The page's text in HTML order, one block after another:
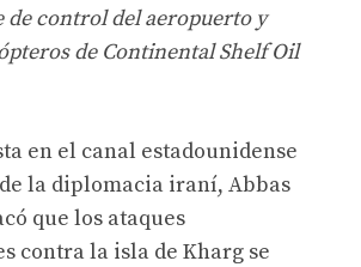
de control del aeropuerto y
de Continental Shelf Oil
en el canal estadounidense
la diplomacia iraní, Abbas
que los ataques
contra la isla de Kharg se